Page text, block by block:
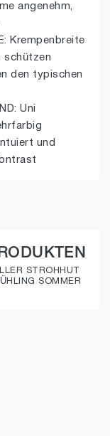
angenehm,
Krempenbreite
schützen
den typischen
Uni
und
STROHHUT
SOMMER